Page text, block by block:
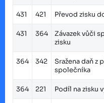
431 421 Převod zisku
431 364
Závazek vůči
zisku
364 342
Sražena daň z
společníka
364 221 Podíl na zisku